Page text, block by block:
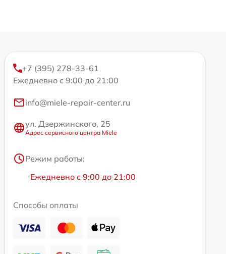
+7 (395) 278-33-61
Ежедневно с 9:00 до 21:00
info@miele-repair-center.ru
ул. Дзержинского, 25
Адрес сервисного центра Miele
Режим работы:
Ежедневно с 9:00 до 21:00
Способы оплаты